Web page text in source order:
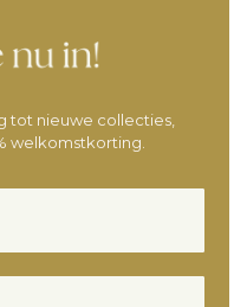
tot nieuwe collecties,
welkomstkorting.